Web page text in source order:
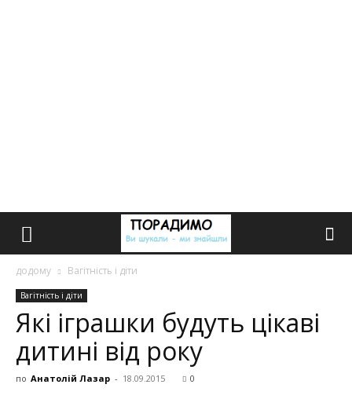
додому Вагітність і діти
Вагітність і діти
Які іграшки будуть цікаві
дитині від року
по Анатолій Лазар - 18.09.2015 0